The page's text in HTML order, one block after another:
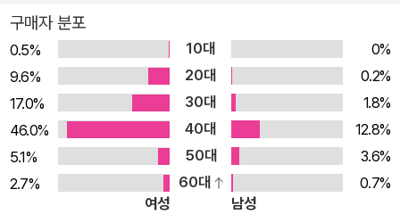
구매자 분포
0.5% 10대
0%
9.6%
20대
0.2%
17.0%
30대
1.8%
46.0%
40대
12.8%
5.1%
50대
3.6%
2.7%
60대
0.7%
여성
남성